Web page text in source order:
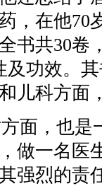
，在他70
书共30卷
及功效。
儿科方面
面，也是
做一名医
强烈的责